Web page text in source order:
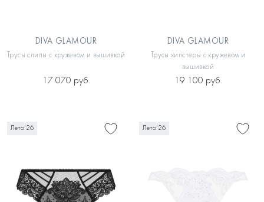
DIVA GLAMOUR
Трусы слипы с кружевом и вышивкой
17 070 руб.
DIVA GLAMOUR
Трусы хипстеры с кружевом и
вышивкой
19 100 руб.
Лето’26 Лето’26